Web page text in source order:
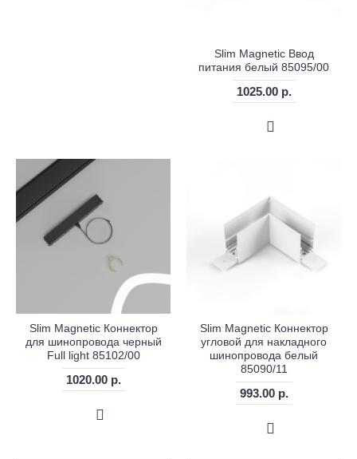
Slim Magnetic Ввод
питания белый 85095/00
1025.00 р.
Slim Magnetic Коннектор
для шинопровода черный
Full light 85102/00
1020.00 р.
Slim Magnetic Коннектор
угловой для накладного
шинопровода белый
85090/11
993.00 р.